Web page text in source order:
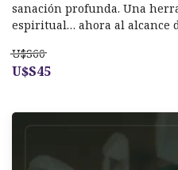
sanación profunda. Una
espiritual… ahora al alcance
U$S60
U$S45